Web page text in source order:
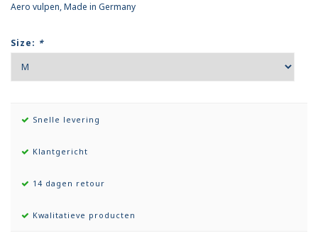
Aero vulpen, Made in Germany
Size: *
Snelle levering
Klantgericht
14 dagen retour
Kwalitatieve producten